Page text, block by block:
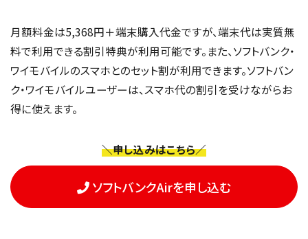
月額料金は5,368円＋端末購入代金ですが、端末代は実質無
料で利用できる割引特典が利用可能です。また、ソフトバンク・
ワイモバイルのスマホとのセット割が利用できます。ソフトバン
ク・ワイモバイルユーザーは、スマホ代の割引を受けながらお
得に使えます。
＼申し込みはこちら／
ソフトバンクAirを申し込む